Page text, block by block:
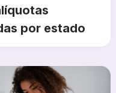
por estado